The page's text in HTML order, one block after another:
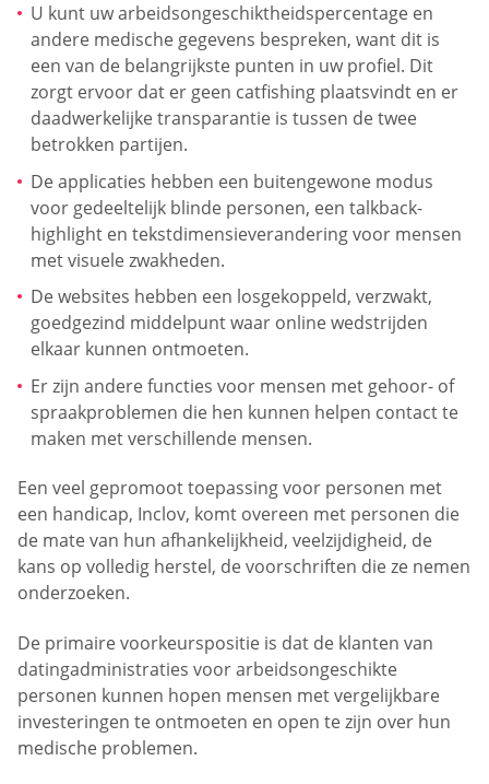
U kunt uw arbeidsongeschiktheidspercentage en
andere medische gegevens bespreken, want dit is
een van de belangrijkste punten in uw profiel. Dit
zorgt ervoor dat er geen catfishing plaatsvindt en er
daadwerkelijke transparantie is tussen de twee
betrokken partijen.
De applicaties hebben een buitengewone modus
voor gedeeltelijk blinde personen, een talkback-
highlight en tekstdimensieverandering voor mensen
met visuele zwakheden.
De websites hebben een losgekoppeld, verzwakt,
goedgezind middelpunt waar online wedstrijden
elkaar kunnen ontmoeten.
Er zijn andere functies voor mensen met gehoor- of
spraakproblemen die hen kunnen helpen contact te
maken met verschillende mensen.
Een veel gepromoot toepassing voor personen met
een handicap, Inclov, komt overeen met personen die
de mate van hun afhankelijkheid, veelzijdigheid, de
kans op volledig herstel, de voorschriften die ze nemen
onderzoeken.
De primaire voorkeurspositie is dat de klanten van
datingadministraties voor arbeidsongeschikte
personen kunnen hopen mensen met vergelijkbare
investeringen te ontmoeten en open te zijn over hun
medische problemen.